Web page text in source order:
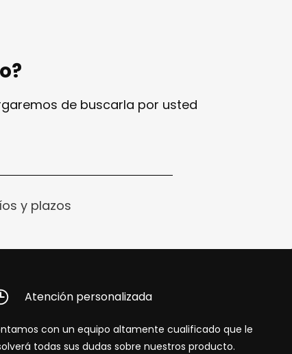
de buscarla por usted
y plazos
Atención personalizada
con un equipo altamente cualificado que le
todas sus dudas sobre nuestros producto.